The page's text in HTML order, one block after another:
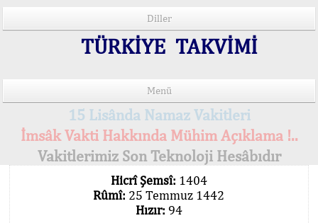
Diller
TÜRKİYE TAKVİMİ
Menü
15 Lisânda Namaz Vakitleri
İmsâk Vakti Hakkında Mühim Açıklama !..
Vakitlerimiz Son Teknoloji Hesâbıdır
Hicrî Şemsî: 1404
Rûmî: 25 Temmuz 1442
Hızır: 94